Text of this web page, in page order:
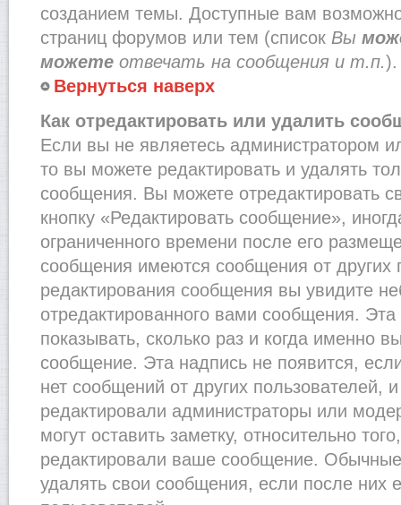
созданием темы. Доступные вам
страниц форумов или тем (список Вы
можете отвечать на сообщения и т.п.).
Вернуться наверх
Как отредактировать или удалить
Если вы не являетесь администратором
то вы можете редактировать и удалять
сообщения. Вы можете отредактировать
кнопку «Редактировать сообщение»,
ограниченного времени после его
сообщения имеются сообщения от других
редактирования сообщения вы увидите
отредактированного вами сообщения. Эта
показывать, сколько раз и когда именно
сообщение. Эта надпись не появится,
нет сообщений от других пользователей,
редактировали администраторы или
могут оставить заметку, относительно
редактировали ваше сообщение. Обычные
удалять свои сообщения, если после них